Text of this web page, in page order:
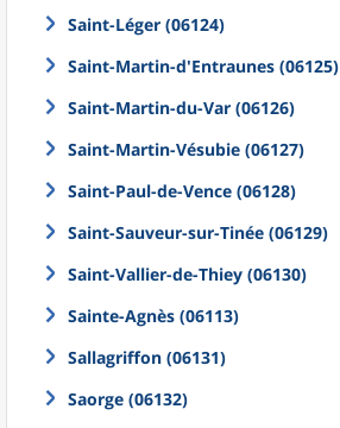
Saint-Léger (06124)
Saint-Martin-d'Entraunes (06125)
Saint-Martin-du-Var (06126)
Saint-Martin-Vésubie (06127)
Saint-Paul-de-Vence (06128)
Saint-Sauveur-sur-Tinée (06129)
Saint-Vallier-de-Thiey (06130)
Sainte-Agnès (06113)
Sallagriffon (06131)
Saorge (06132)